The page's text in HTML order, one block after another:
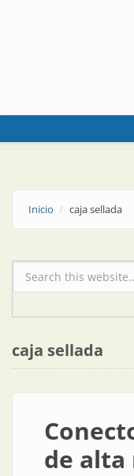
Inicio caja sellada
Formulario de
caja sellada
de alta